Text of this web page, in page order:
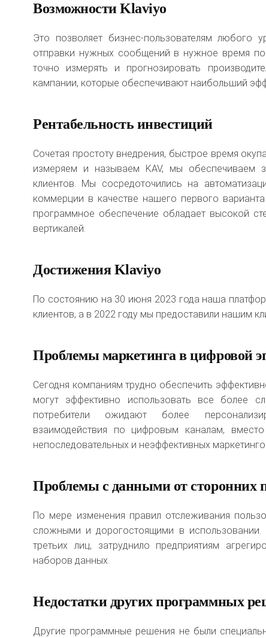
Возможности Klaviyo
Это позволяет бизнес-пользователям любого
отправки нужных сообщений в нужное время по
точно измерять и прогнозировать
кампании, которые обеспечивают наибольший
Рентабельность инвестиций
Сочетая простоту внедрения, быстрое время
измеряем и называем KAV, мы обеспечиваем
клиентов. Мы сосредоточились на
коммерции в качестве нашего первого
программное обеспечение обладает высокой
вертикалей.
Достижения Klaviyo
По состоянию на 30 июня 2023 года наша
клиентов, а в 2022 году мы предоставили нашим
Проблемы маркетинга в цифровой
Сегодня компаниям трудно обеспечить
могут эффективно использовать все более
потребители ожидают более
взаимодействия по цифровым каналам,
непоследовательных и неэффективных
Проблемы с данными от сторонних
По мере изменения правил отслеживания
сложными и дорогостоящими в
третьих лиц, затруднило предприятиям
наборов данных.
Недостатки других программных
Другие программные решения не были